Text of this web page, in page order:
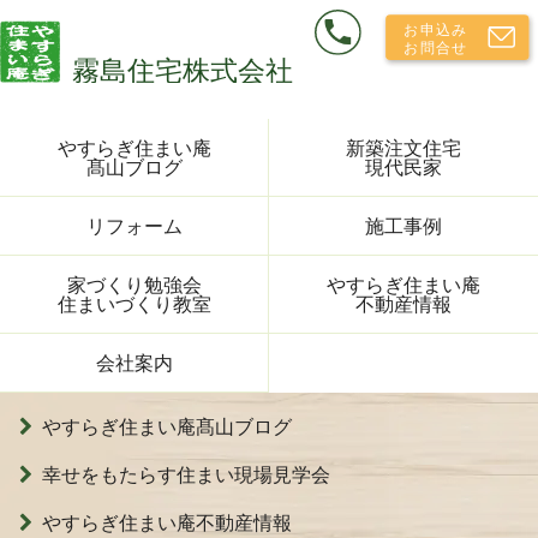
やすらぎ住まい庵
髙山ブログ
新築注文住宅
現代民家
リフォーム 施工事例
家づくり勉強会
住まいづくり教室
やすらぎ住まい庵
不動産情報
会社案内
やすらぎ住まい庵髙山ブログ
幸せをもたらす住まい現場見学会
やすらぎ住まい庵不動産情報